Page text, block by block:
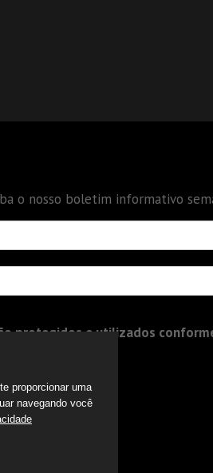
o nosso boletim informativo
protegidos e utilizados
proporcionar uma
navegando você